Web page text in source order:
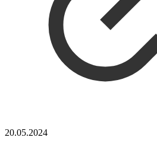
20.05.2024